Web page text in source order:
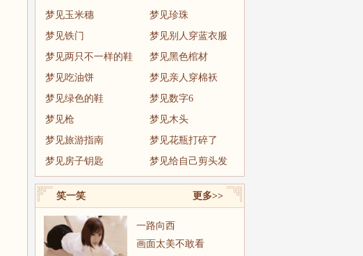
梦见玉米穗
梦见珍珠
梦见铁门
梦见别人穿蓝衣服
梦见两只不一样的鞋
梦见黑色棺材
梦见吃油饼
梦见亲人穿棉袄
梦见绿色的鞋
梦见数字6
梦见枪
梦见木头
梦见旅游指南
梦见花瓶打碎了
梦见房子钥匙
梦见给自己剪头发
更多>>
笑一笑
一路向西
画面太美不敢看